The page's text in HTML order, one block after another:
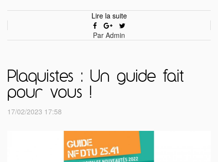
Lire la suite
Par Admin
Plaquistes : Un guide fait
pour vous !
17/02/2023 17:58